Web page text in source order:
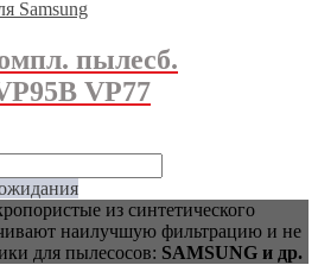
пылесб.
VP77
из синтетического
наилучшую фильтрацию и не
для пылесосов: SAMSUNG и др.